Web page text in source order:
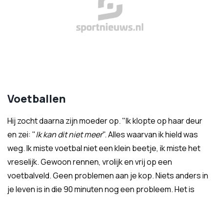
Voetballen
Hij zocht daarna zijn moeder op. "Ik klopte op haar deur
en zei: "Ik kan dit niet meer". Alles waarvan ik hield was
weg. Ik miste voetbal niet een klein beetje, ik miste het
vreselijk. Gewoon rennen, vrolijk en vrij op een
voetbalveld. Geen problemen aan je kop. Niets anders in
je leven is in die 90 minuten nog een probleem. Het is